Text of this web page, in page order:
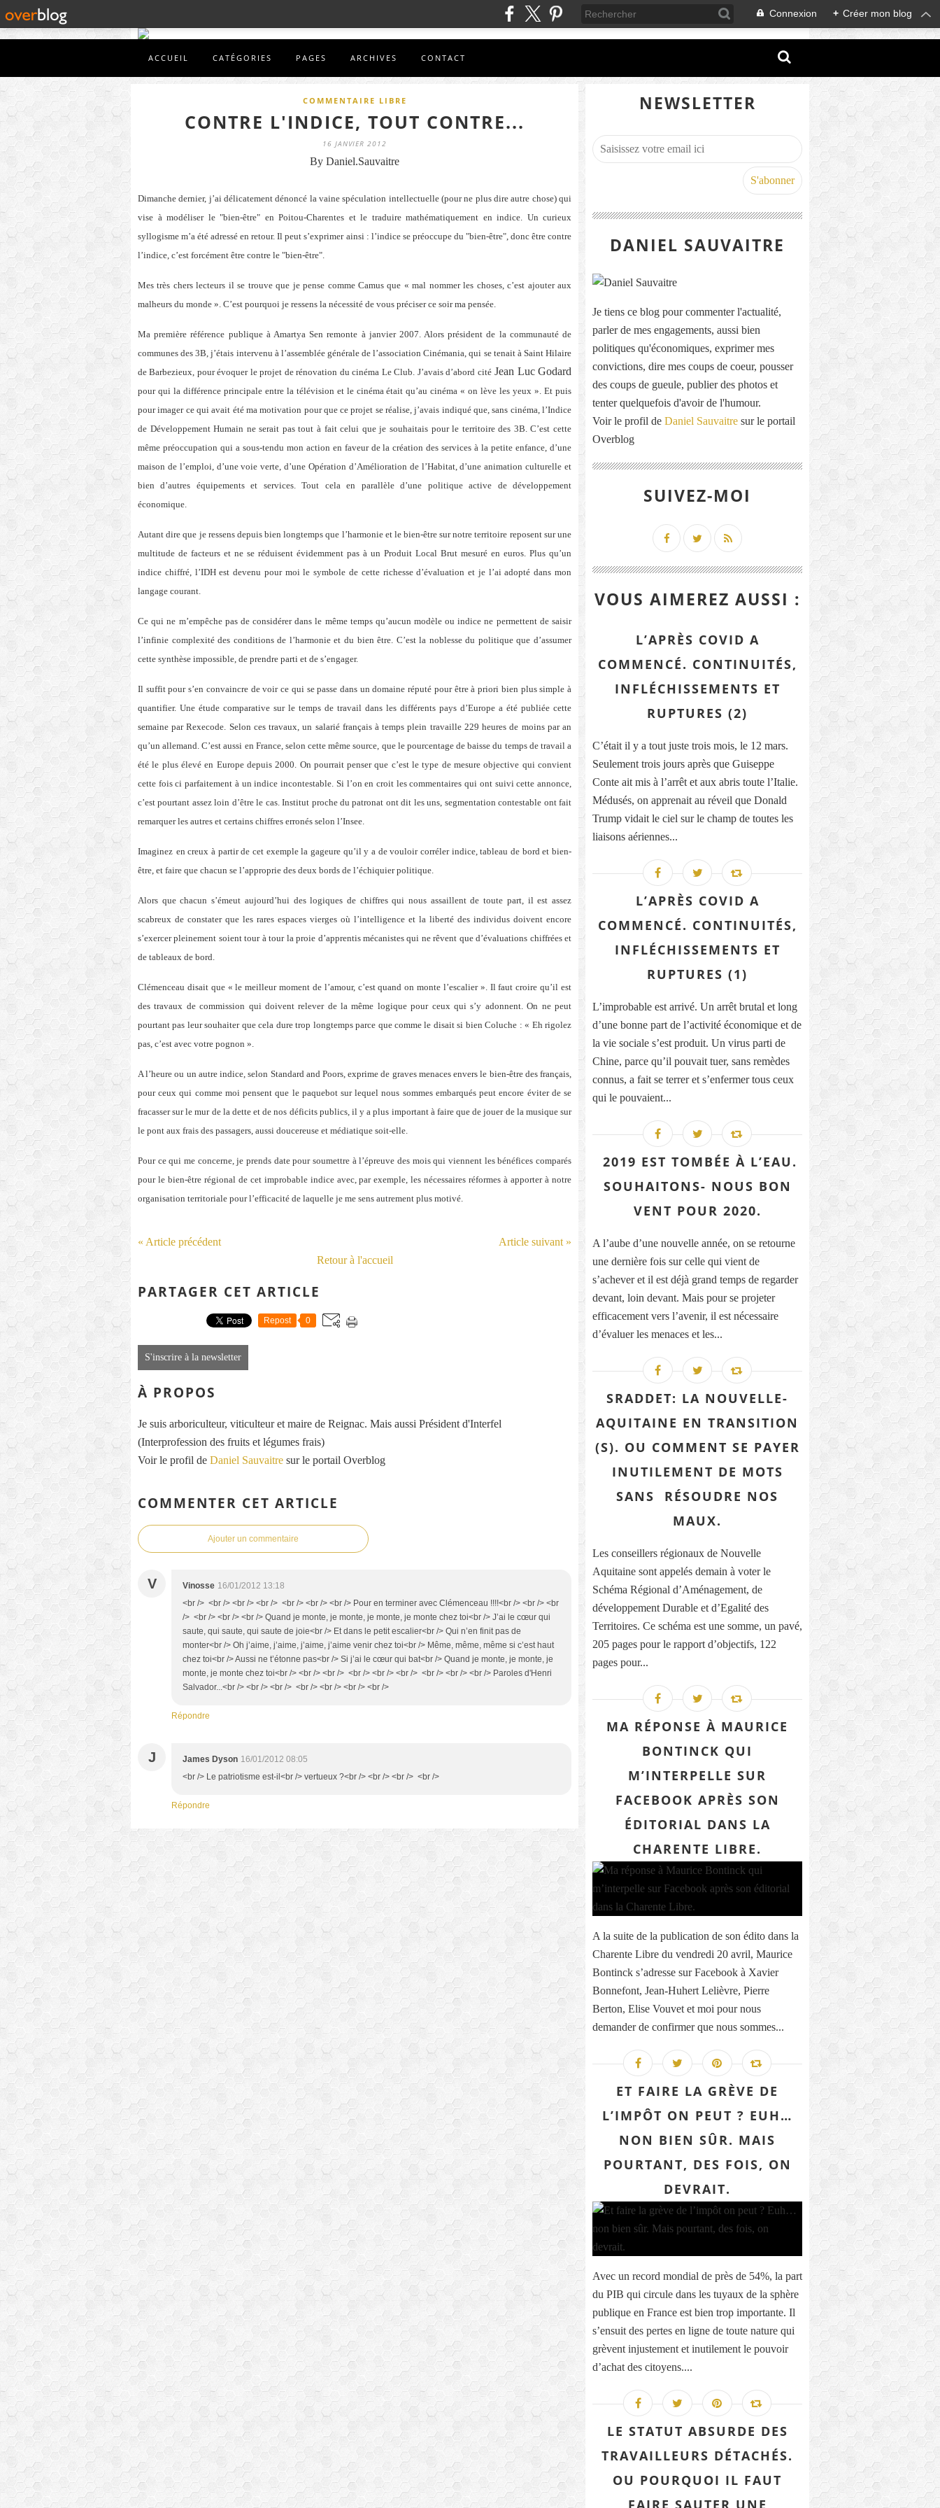
Connexion + Créer mon blog
ACCUEIL CATÉGORIES PAGES ARCHIVES CONTACT
COMMENTAIRE LIBRE
CONTRE L'INDICE, TOUT CONTRE...
16 JANVIER 2012
By Daniel.Sauvaitre
Dimanche dernier, j’ai délicatement dénoncé la vaine spéculation intellectuelle (pour ne plus dire autre chose) qui
vise à modéliser le "bien-être" en Poitou-Charentes et le traduire mathématiquement en indice. Un curieux
syllogisme m’a été adressé en retour. Il peut s’exprimer ainsi : l’indice se préoccupe du "bien-être", donc être contre
l’indice, c’est forcément être contre le "bien-être".
Mes très chers lecteurs il se trouve que je pense comme Camus que « mal nommer les choses, c’est ajouter aux
malheurs du monde ». C’est pourquoi je ressens la nécessité de vous préciser ce soir ma pensée.
Ma première référence publique à Amartya Sen remonte à janvier 2007. Alors président de la communauté de
communes des 3B, j’étais intervenu à l’assemblée générale de l’association Cinémania, qui se tenait à Saint Hilaire
de Barbezieux, pour évoquer le projet de rénovation du cinéma Le Club. J’avais d’abord citéJean Luc Godard
pour qui la différence principale entre la télévision et le cinéma était qu’au cinéma « on lève les yeux ». Et puis
pour imager ce qui avait été ma motivation pour que ce projet se réalise, j’avais indiqué que, sans cinéma, l’Indice
de Développement Humain ne serait pas tout à fait celui que je souhaitais pour le territoire des 3B. C’est cette
même préoccupation qui a sous-tendu mon action en faveur de la création des services à la petite enfance, d’une
maison de l’emploi, d’une voie verte, d’une Opération d’Amélioration de l’Habitat, d’une animation culturelle et
bien d’autres équipements et services. Tout cela en parallèle d’une politique active de développement
économique.
Autant dire que je ressens depuis bien longtemps que l’harmonie et le bien-être sur notre territoire reposent sur une
multitude de facteurs et ne se réduisent évidemment pas à un Produit Local Brut mesuré en euros. Plus qu’un
indice chiffré, l’IDH est devenu pour moi le symbole de cette richesse d’évaluation et je l’ai adopté dans mon
langage courant.
Ce qui ne m’empêche pas de considérer dans le même temps qu’aucun modèle ou indice ne permettent de saisir
l’infinie complexité des conditions de l’harmonie et du bien être. C’est la noblesse du politique que d’assumer
cette synthèse impossible, de prendre parti et de s’engager.
Il suffit pour s’en convaincre de voir ce qui se passe dans un domaine réputé pour être à priori bien plus simple à
quantifier. Une étude comparative sur le temps de travail dans les différents pays d’Europe a été publiée cette
semaine par Rexecode. Selon ces travaux, un salarié français à temps plein travaille 229 heures de moins par an
qu’un allemand. C’est aussi en France, selon cette même source, que le pourcentage de baisse du temps de travail a
été le plus élevé en Europe depuis 2000. On pourrait penser que c’est le type de mesure objective qui convient
cette fois ci parfaitement à un indice incontestable. Si l’on en croit les commentaires qui ont suivi cette annonce,
c’est pourtant assez loin d’être le cas. Institut proche du patronat ont dit les uns, segmentation contestable ont fait
remarquer les autres et certains chiffres erronés selon l’Insee.
Imaginez en creux à partir de cet exemple la gageure qu’il y a de vouloir corréler indice, tableau de bord et bien-
être, et faire que chacun se l’approprie des deux bords de l’échiquier politique.
Alors que chacun s’émeut aujourd’hui des logiques de chiffres qui nous assaillent de toute part, il est assez
scabreux de constater que les rares espaces vierges où l’intelligence et la liberté des individus doivent encore
s’exercer pleinement soient tour à tour la proie d’apprentis mécanistes qui ne rêvent que d’évaluations chiffrées et
de tableaux de bord.
Clémenceau disait que « le meilleur moment de l’amour, c’est quand on monte l’escalier ». Il faut croire qu’il est
des travaux de commission qui doivent relever de la même logique pour ceux qui s’y adonnent. On ne peut
pourtant pas leur souhaiter que cela dure trop longtemps parce que comme le disait si bien Coluche : « Eh rigolez
pas, c’est avec votre pognon ».
A l’heure ou un autre indice, selon Standard and Poors, exprime de graves menaces envers le bien-être des français,
pour ceux qui comme moi pensent que le paquebot sur lequel nous sommes embarqués peut encore éviter de se
fracasser sur le mur de la dette et de nos déficits publics, il y a plus important à faire que de jouer de la musique sur
le pont aux frais des passagers, aussi doucereuse et médiatique soit-elle.
Pour ce qui me concerne, je prends date pour soumettre à l’épreuve des mois qui viennent les bénéfices comparés
pour le bien-être régional de cet improbable indice avec, par exemple, les nécessaires réformes à apporter à notre
organisation territoriale pour l’efficacité de laquelle je me sens autrement plus motivé.
« Article précédent
Article suivant »
Retour à l'accueil
PARTAGER CET ARTICLE
Repost 0
S'inscrire à la newsletter
À PROPOS
Je suis arboriculteur, viticulteur et maire de Reignac. Mais aussi Président d'Interfel
(Interprofession des fruits et légumes frais)
Voir le profil de Daniel Sauvaitre sur le portail Overblog
COMMENTER CET ARTICLE
Ajouter un commentaire
V Vinosse 16/01/2012 13:18
<br /> <br /> <br /> <br /> <br /> <br /> <br /> Pour en terminer avec Clémenceau !!!!<br /> <br /> <br
/> <br /> <br /> <br /> Quand je monte, je monte, je monte, je monte chez toi<br /> J’ai le cœur qui
saute, qui saute, qui saute de joie<br /> Et dans le petit escalier<br /> Qui n’en finit pas de
monter<br /> Oh j’aime, j’aime, j’aime, j’aime venir chez toi<br /> Même, même, même si c’est haut
chez toi<br /> Aussi ne t’étonne pas<br /> Si j’ai le cœur qui bat<br /> Quand je monte, je monte, je
monte, je monte chez toi<br /> <br /> <br /> <br /> <br /> <br /> <br /> <br /> <br /> Paroles d'Henri
Salvador...<br /> <br /> <br /> <br /> <br /> <br /> <br />
Répondre
J James Dyson 16/01/2012 08:05
<br /> Le patriotisme est-il<br /> vertueux ?<br /> <br /> <br /> <br />
Répondre
NEWSLETTER
DANIEL SAUVAITRE
Je tiens ce blog pour commenter l'actualité,
parler de mes engagements, aussi bien
politiques qu'économiques, exprimer mes
convictions, dire mes coups de coeur, pousser
des coups de gueule, publier des photos et
tenter quelquefois d'avoir de l'humour.
Voir le profil de Daniel Sauvaitre sur le portail
Overblog
SUIVEZ-MOI
VOUS AIMEREZ AUSSI :
L’APRÈS COVID A
COMMENCÉ. CONTINUITÉS,
INFLÉCHISSEMENTS ET
RUPTURES (2)
C’était il y a tout juste trois mois, le 12 mars.
Seulement trois jours après que Guiseppe
Conte ait mis à l’arrêt et aux abris toute l’Italie.
Médusés, on apprenait au réveil que Donald
Trump vidait le ciel sur le champ de toutes les
liaisons aériennes...
L’APRÈS COVID A
COMMENCÉ. CONTINUITÉS,
INFLÉCHISSEMENTS ET
RUPTURES (1)
L’improbable est arrivé. Un arrêt brutal et long
d’une bonne part de l’activité économique et de
la vie sociale s’est produit. Un virus parti de
Chine, parce qu’il pouvait tuer, sans remèdes
connus, a fait se terrer et s’enfermer tous ceux
qui le pouvaient...
2019 EST TOMBÉE À L’EAU.
SOUHAITONS- NOUS BON
VENT POUR 2020.
A l’aube d’une nouvelle année, on se retourne
une dernière fois sur celle qui vient de
s’achever et il est déjà grand temps de regarder
devant, loin devant. Mais pour se projeter
efficacement vers l’avenir, il est nécessaire
d’évaluer les menaces et les...
SRADDET: LA NOUVELLE-
AQUITAINE EN TRANSITION
(S). OU COMMENT SE PAYER
INUTILEMENT DE MOTS
SANS RÉSOUDRE NOS
MAUX.
Les conseillers régionaux de Nouvelle
Aquitaine sont appelés demain à voter le
Schéma Régional d’Aménagement, de
développement Durable et d’Egalité des
Territoires. Ce schéma est une somme, un pavé,
205 pages pour le rapport d’objectifs, 122
pages pour...
MA RÉPONSE À MAURICE
BONTINCK QUI
M’INTERPELLE SUR
FACEBOOK APRÈS SON
ÉDITORIAL DANS LA
CHARENTE LIBRE.
A la suite de la publication de son édito dans la
Charente Libre du vendredi 20 avril, Maurice
Bontinck s’adresse sur Facebook à Xavier
Bonnefont, Jean-Huhert Lelièvre, Pierre
Berton, Elise Vouvet et moi pour nous
demander de confirmer que nous sommes...
ET FAIRE LA GRÈVE DE
L’IMPÔT ON PEUT ? EUH…
NON BIEN SÛR. MAIS
POURTANT, DES FOIS, ON
DEVRAIT.
Avec un record mondial de près de 54%, la part
du PIB qui circule dans les tuyaux de la sphère
publique en France est bien trop importante. Il
s’ensuit des pertes en ligne de toute nature qui
grèvent injustement et inutilement le pouvoir
d’achat des citoyens....
LE STATUT ABSURDE DES
TRAVAILLEURS DÉTACHÉS.
OU POURQUOI IL FAUT
FAIRE SAUTER UNE